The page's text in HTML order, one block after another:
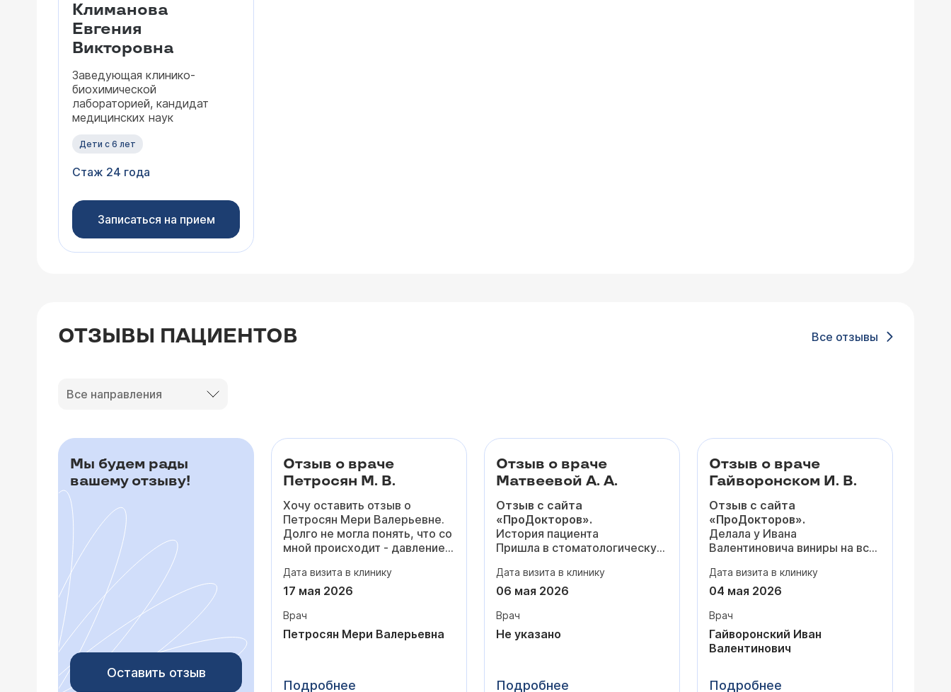
Климанова
Евгения
Викторовна
Заведующая клинико-
биохимической
лабораторией, кандидат
медицинских наук
Дети с 6 лет
Стаж 24 года
Записаться на прием
ОТЗЫВЫ ПАЦИЕНТОВ Все отзывы
Все направления
Мы будем рады
вашему отзыву!
Оставить отзыв
Отзыв о враче
Петросян М. В.
Хочу оставить отзыв о
Петросян Мери Валерьевне.
Долго не могла понять, что со
мной происходит - давление
падало, появилась одышка и
постоянная тревога из-за
лишний раз куда-то идти,
потому что до этого врачи
выслушала, не торопила,
Дата визита в клинику
17 мая 2026
Врач
Петросян Мери Валерьевна
Подробнее
Отзыв о враче
Матвеевой А. А.
Отзыв с сайта
«ПроДокторов».
История пациента
Пришла в стоматологическую
прикуса. Прохожу лечение на
брекет-системе у Анны
года.
Понравилось
которому следуют, все этапы
Дата визита в клинику
06 мая 2026
Врач
Не указано
Подробнее
Отзыв о враче
Гайворонском И. В.
Отзыв с сайта
«ПроДокторов».
Делала у Ивана
Валентиновича виниры на всю
просто потрясающий! Я и не
думала, что виниры могут
естественно,
«как унитаз».
Цвет, форму и размер вы
и предлагает оптимальные
Дата визита в клинику
04 мая 2026
Врач
Гайворонский Иван
Валентинович
Подробнее